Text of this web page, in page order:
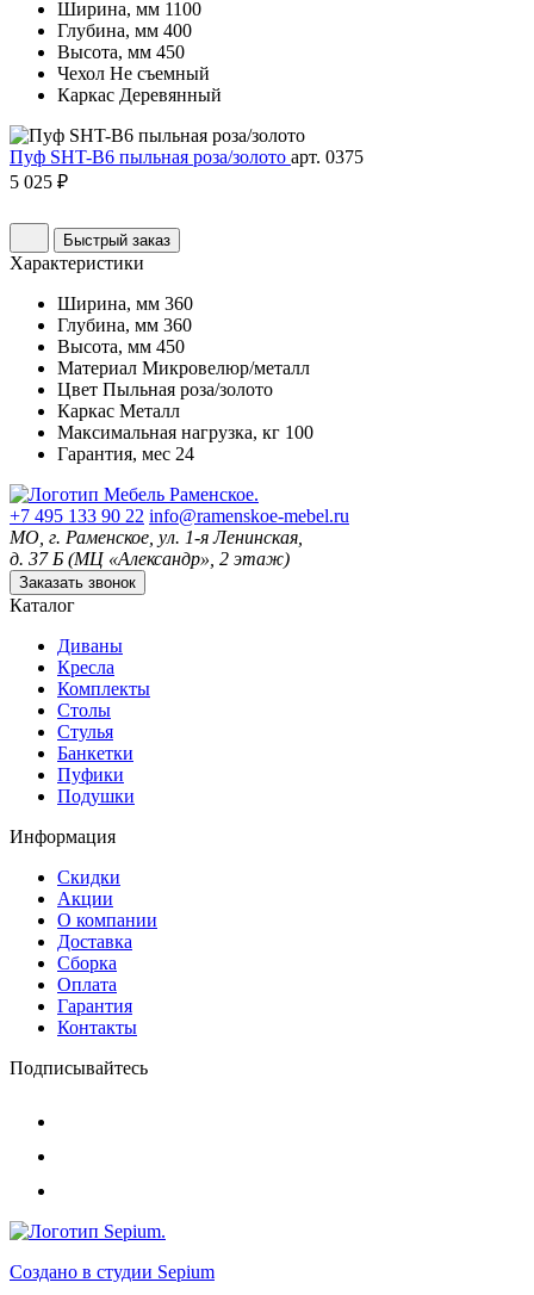
Ширина, мм 1100
Глубина, мм 400
Высота, мм 450
Чехол Не съемный
Каркас Деревянный
Пуф SHT-B6 пыльная роза/золото арт. 0375
5 025 ₽
Быстрый заказ
Характеристики
Ширина, мм 360
Глубина, мм 360
Высота, мм 450
Материал Микровелюр/металл
Цвет Пыльная роза/золото
Каркас Металл
Максимальная нагрузка, кг 100
Гарантия, мес 24
+7 495 133 90 22 info@ramenskoe-mebel.ru
МО, г. Раменское, ул. 1-я Ленинская,
д. 37 Б (МЦ «Александр», 2 этаж)
Заказать звонок
Каталог
Диваны
Кресла
Комплекты
Столы
Стулья
Банкетки
Пуфики
Подушки
Информация
Скидки
Акции
О компании
Доставка
Сборка
Оплата
Гарантия
Контакты
Подписывайтесь
Создано в студии Sepium